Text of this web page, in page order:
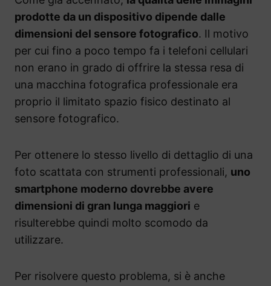
prodotte da un dispositivo dipende dalle
dimensioni del sensore fotografico. Il motivo
per cui fino a poco tempo fa i telefoni cellulari
non erano in grado di offrire la stessa resa di
una macchina fotografica professionale era
proprio il limitato spazio fisico destinato al
sensore fotografico.
Per ottenere lo stesso livello di dettaglio di una
foto scattata con strumenti professionali, uno
smartphone moderno dovrebbe avere
dimensioni di gran lunga maggiori e
risulterebbe quindi molto scomodo da
utilizzare.
Per risolvere questo problema, si è anche